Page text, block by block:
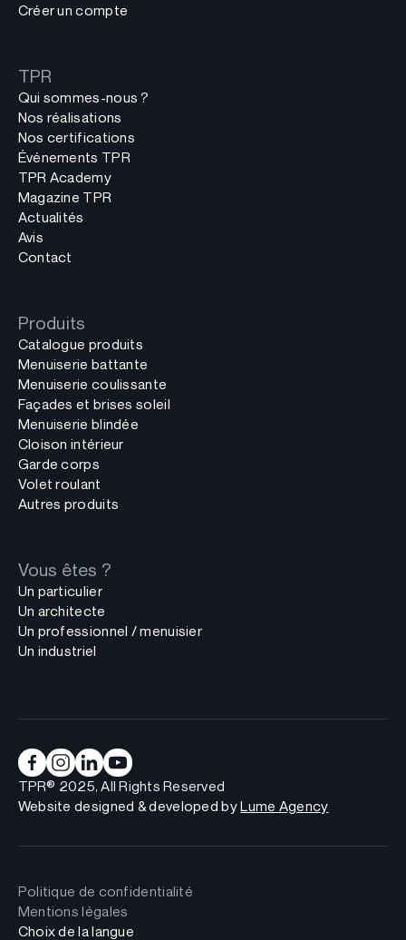
Créer un compte
TPR
Qui sommes-nous ?
Nos réalisations
Nos certifications
Événements TPR
TPR Academy
Magazine TPR
Actualités
Avis
Contact
Produits
Catalogue produits
Menuiserie battante
Menuiserie coulissante
Façades et brises soleil
Menuiserie blindée
Cloison intérieur
Garde corps
Volet roulant
Autres produits
Vous êtes ?
Un particulier
Un architecte
Un professionnel / menuisier
Un industriel
TPR® 2025, All Rights Reserved
Website designed & developed byLume Agency
Politique de confidentialité
Mentions légales
Choix de la langue